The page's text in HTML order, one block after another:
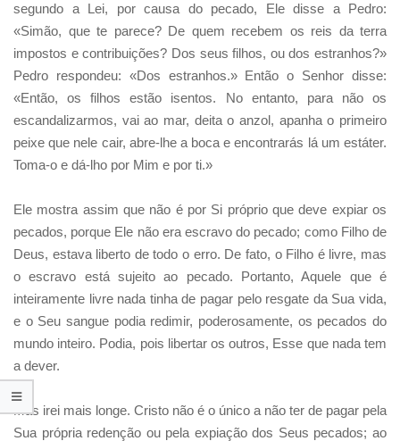
segundo a Lei, por causa do pecado, Ele disse a Pedro:
«Simão, que te parece? De quem recebem os reis da terra
impostos e contribuições? Dos seus filhos, ou dos estranhos?»
Pedro respondeu: «Dos estranhos.» Então o Senhor disse:
«Então, os filhos estão isentos. No entanto, para não os
escandalizarmos, vai ao mar, deita o anzol, apanha o primeiro
peixe que nele cair, abre-lhe a boca e encontrarás lá um estáter.
Toma-o e dá-lho por Mim e por ti.»
Ele mostra assim que não é por Si próprio que deve expiar os
pecados, porque Ele não era escravo do pecado; como Filho de
Deus, estava liberto de todo o erro. De fato, o Filho é livre, mas
o escravo está sujeito ao pecado. Portanto, Aquele que é
inteiramente livre nada tinha de pagar pelo resgate da Sua vida,
e o Seu sangue podia redimir, poderosamente, os pecados do
mundo inteiro. Podia, pois libertar os outros, Esse que nada tem
a dever.
Mas irei mais longe. Cristo não é o único a não ter de pagar pela
Sua própria redenção ou pela expiação dos Seus pecados; ao